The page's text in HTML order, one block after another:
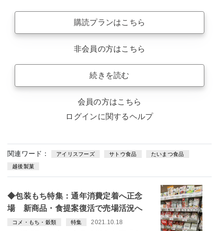
購読プランはこちら
非会員の方はこちら
続きを読む
会員の方はこちら
ログインに関するヘルプ
関連ワード： アイリスフーズ サトウ食品 たいまつ食品
越後製菓
◆包装もち特集：通年消費定着へ正念
場 新商品・食提案復活で売場活況へ
コメ・もち・穀類 特集 2021.10.18